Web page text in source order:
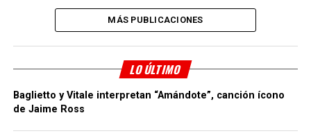
MÁS PUBLICACIONES
LO ÚLTIMO
Baglietto y Vitale interpretan “Amándote”, canción ícono
de Jaime Ross